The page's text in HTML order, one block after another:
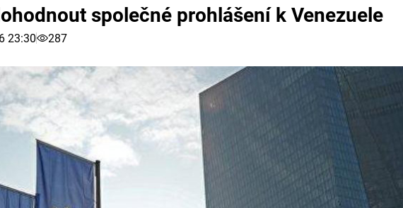
společné prohlášení k Venezuele
23:30 287